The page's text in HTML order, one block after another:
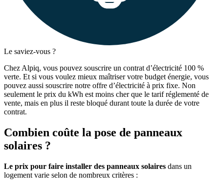
Le saviez-vous ?
Chez Alpiq, vous pouvez souscrire un contrat d’électricité 100 %
verte. Et si vous voulez mieux maîtriser votre budget énergie, vous
pouvez aussi souscrire notre offre d’électricité à prix fixe. Non
seulement le prix du kWh est moins cher que le tarif réglementé de
vente, mais en plus il reste bloqué durant toute la durée de votre
contrat.
Combien coûte la pose de panneaux
solaires ?
Le prix pour faire installer des panneaux solaires dans un
logement varie selon de nombreux critères :